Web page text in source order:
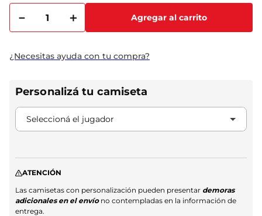
＋
－ Agregar al carrito
¿Necesitas ayuda con tu compra?
Personalizá tu camiseta
Seleccioná el jugador
5 Portillo
8 Meza
9 Driussi
ATENCIÓN
Las camisetas con personalización pueden presentar demoras
adicionales en el envíono contempladas en la información de
entrega.
9.
river